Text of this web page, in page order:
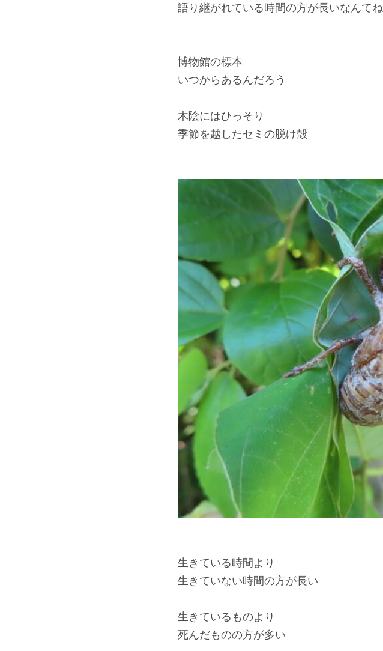
語り継がれている時間の方が長いなんてね
博物館の標本
いつからあるんだろう
木陰にはひっそり
季節を越したセミの脱け殻
生きている時間より
生きていない時間の方が長い
生きているものより
死んだものの方が多い